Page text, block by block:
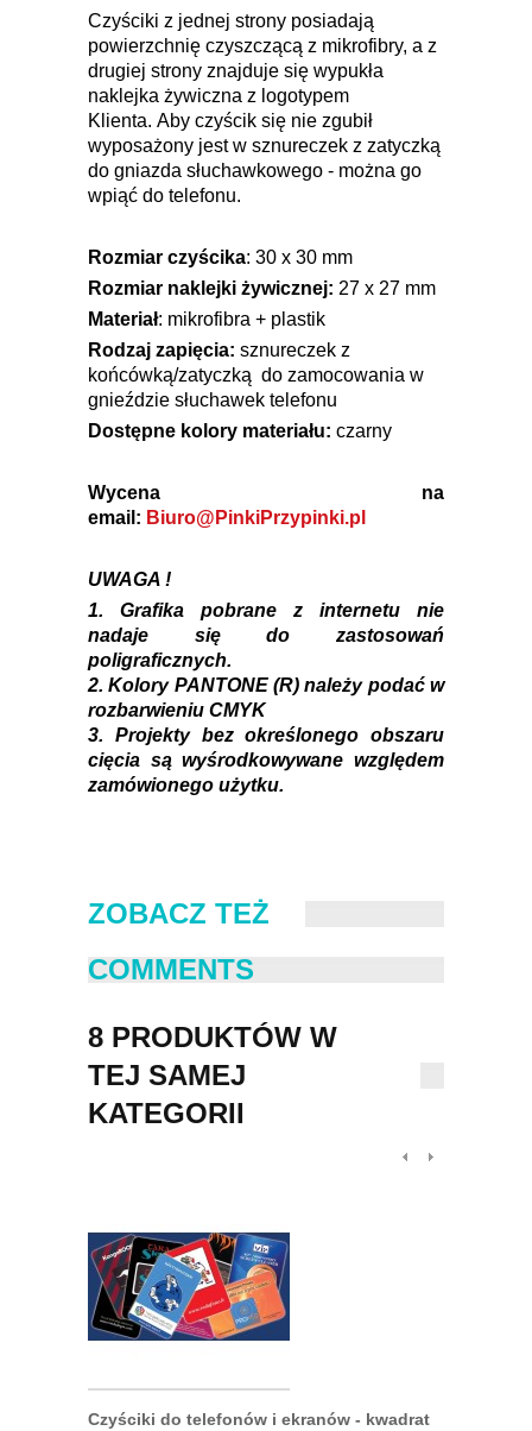
Czyściki z jednej strony posiadają
powierzchnię czyszczącą z mikrofibry, a z
drugiej strony znajduje się wypukła
naklejka żywiczna z logotypem
Klienta. Aby czyścik się nie zgubił
wyposażony jest w sznureczek z zatyczką
do gniazda słuchawkowego - można go
wpiąć do telefonu.
Rozmiar czyścika: 30 x 30 mm
Rozmiar naklejki żywicznej: 27 x 27 mm
Materiał: mikrofibra + plastik
Rodzaj zapięcia: sznureczek z
końcówką/zatyczką do zamocowania w
gnieździe słuchawek telefonu
Dostępne kolory materiału: czarny
Wycena na
email: Biuro@PinkiPrzypinki.pl
UWAGA !
1. Grafika pobrane z internetu nie
nadaje się do zastosowań
poligraficznych.
2. Kolory PANTONE (R) należy podać w
rozbarwieniu CMYK
3. Projekty bez określonego obszaru
cięcia są wyśrodkowywane względem
zamówionego użytku.
ZOBACZ TEŻ
COMMENTS
8 PRODUKTÓW W
TEJ SAMEJ
KATEGORII
Czyściki do telefonów i ekranów - kwadrat